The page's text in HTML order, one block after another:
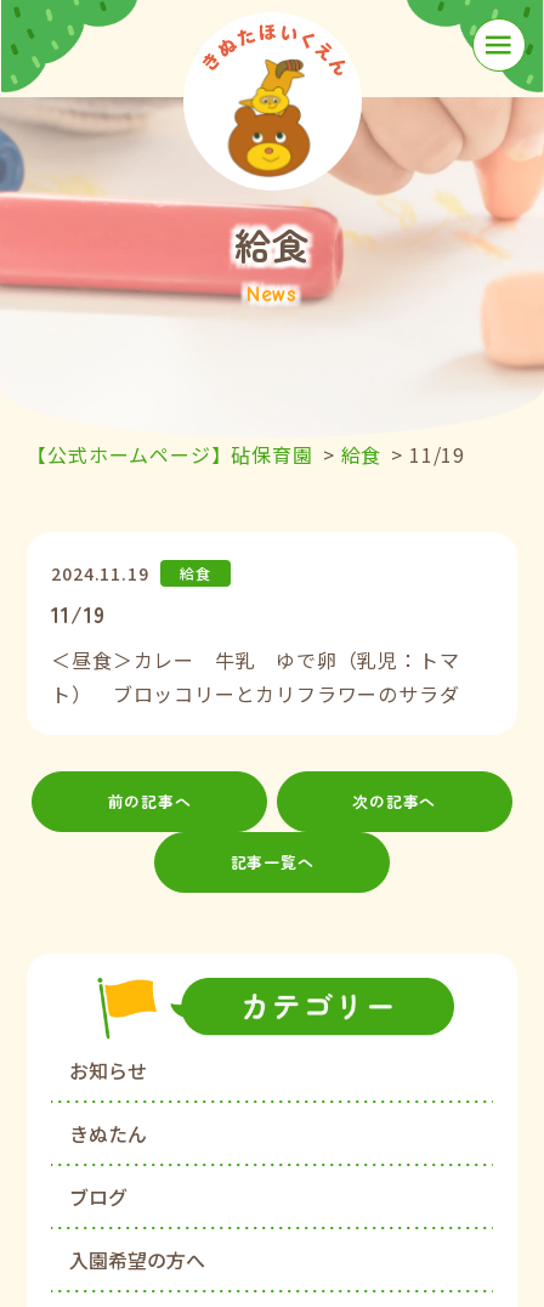
≡
給食
News
【公式ホームページ】砧保育園 > 給食 > 11/19
2024.11.19 給食
11/19
＜昼食＞カレー 牛乳 ゆで卵（乳児：トマ
ト） ブロッコリーとカリフラワーのサラダ
前の記事へ
記事一覧へ
次の記事へ
お知らせ
きぬたん
ブログ
入園希望の方へ